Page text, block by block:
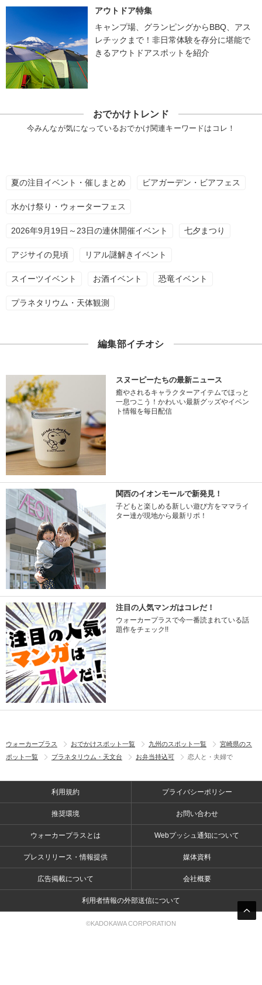
アウトドア特集
キャンプ場、グランピングからBBQ、アス
レチックまで！非日常体験を存分に堪能で
きるアウトドアスポットを紹介
おでかけトレンド
今みんなが気になっているおでかけ関連キーワードはコレ！
夏の注目イベント・催しまとめ ビアガーデン・ビアフェス
水かけ祭り・ウォーターフェス
2026年9月19日～23日の連休開催イベント 七夕まつり
アジサイの見頃 リアル謎解きイベント
スイーツイベント お酒イベント 恐竜イベント
プラネタリウム・天体観測
編集部イチオシ
スヌーピーたちの最新ニュース
癒やされるキャラクターアイテムでほっと
一息つこう！かわいい最新グッズやイベン
ト情報を毎日配信
関西のイオンモールで新発見！
子どもと楽しめる新しい遊び方をママライ
ター達が現地から最新リポ！
注目の人気マンガはコレだ！
ウォーカープラスで今一番読まれている話
題作をチェック!!
ウォーカープラス おでかけスポット一覧 九州のスポット一覧
宮崎県のス
ポット一覧
プラネタリウム・天文台 お弁当持込可 恋人と・夫婦で
利用規約 プライバシーポリシー
推奨環境 お問い合わせ
ウォーカープラスとは Webプッシュ通知について
プレスリリース・情報提供 媒体資料
広告掲載について 会社概要
利用者情報の外部送信について
©KADOKAWA CORPORATION